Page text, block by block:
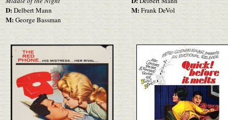
D:Delbert Mann
M:George Bassman
M: Frank DeVol